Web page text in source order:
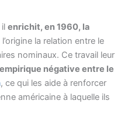
ilenrichit, en 1960, la
la relation entre le
nominaux. Ce travail leur
négative entre le
, ce qui les aide à renforcer
américaine à laquelle ils